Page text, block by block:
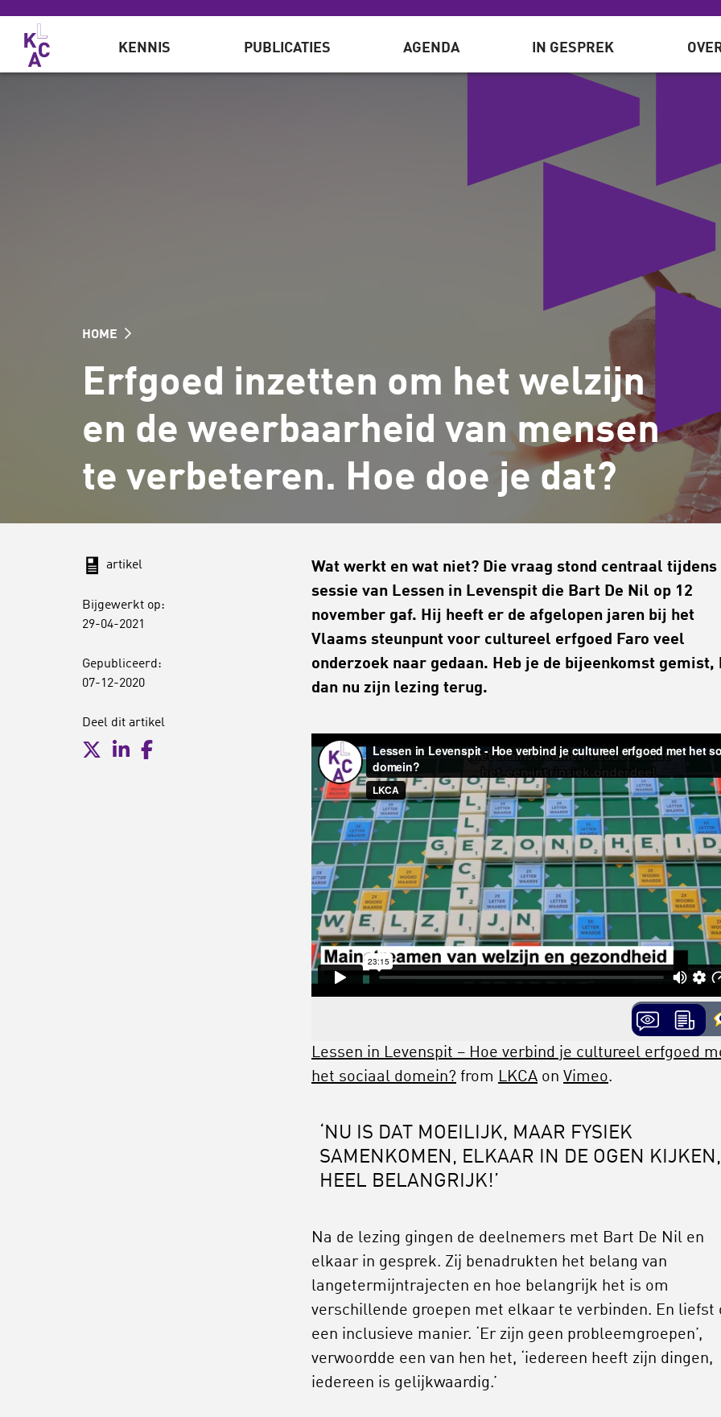
Overslaan en naar de inhoud gaan
KENNIS PUBLICATIES AGENDA IN GESPREK
HOME
Erfgoed inzetten om het welzijn
en de weerbaarheid van mensen
te verbeteren. Hoe doe je dat?
artikel
Bijgewerkt op:
29-04-2021
Gepubliceerd:
07-12-2020
Deel dit artikel
Wat werkt en wat niet? Die vraag stond centraal tijdens
sessie van Lessen in Levenspit die Bart De Nil op 12
november gaf. Hij heeft er de afgelopen jaren bij het
Vlaams steunpunt voor cultureel erfgoed Faro veel
onderzoek naar gedaan. Heb je de bijeenkomst gemist,
dan nu zijn lezing terug.
Lessen in Levenspit – Hoe verbind je cultureel erfgoed
het sociaal domein? from LKCA on Vimeo.
‘NU IS DAT MOEILIJK, MAAR FYSIEK
SAMENKOMEN, ELKAAR IN DE OGEN
HEEL BELANGRIJK!’
Na de lezing gingen de deelnemers met Bart De Nil en
elkaar in gesprek. Zij benadrukten het belang van
langetermijntrajecten en hoe belangrijk het is om
verschillende groepen met elkaar te verbinden. En liefst
een inclusieve manier. ‘Er zijn geen probleemgroepen’,
verwoordde een van hen het, ‘iedereen heeft zijn dingen,
iedereen is gelijkwaardig.’